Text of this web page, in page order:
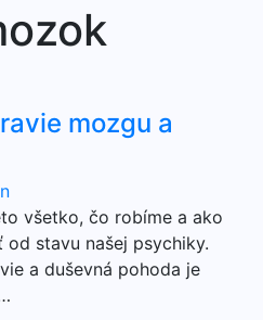
mozgu a
všetko, čo robíme a ako
stavu našej psychiky.
a duševná pohoda je